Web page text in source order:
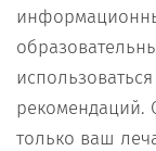
рекомендаций.
только ваш